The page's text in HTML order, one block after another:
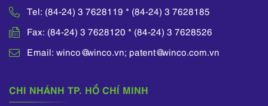
Tel: (84-24) 3 7628119 * (84-24) 3 7628185
Fax: (84-24) 3 7628120 * (84-24) 3 7628526
Email: winco@winco.vn; patent@winco.com.vn
CHI NHÁNH TP. HỒ CHÍ MINH